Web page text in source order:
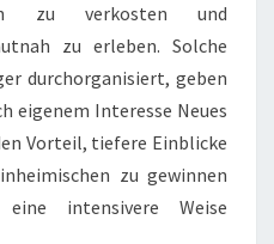
zu verkosten und
zu erleben. Solche
durchorganisiert, geben
eigenem Interesse Neues
Vorteil, tiefere Einblicke
zu gewinnen
intensivere Weise